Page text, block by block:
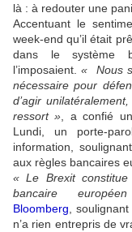
là : à redouter une
Accentuant le
week-end qu’il était
dans le système
l’imposaient.« Nous
nécessaire pour
d’agir
ressort » , a confié
Lundi, un porte-
information,
aux règles bancaires
« Le Brexit
bancaire
Bloomberg ,
n’a rien entrepris de